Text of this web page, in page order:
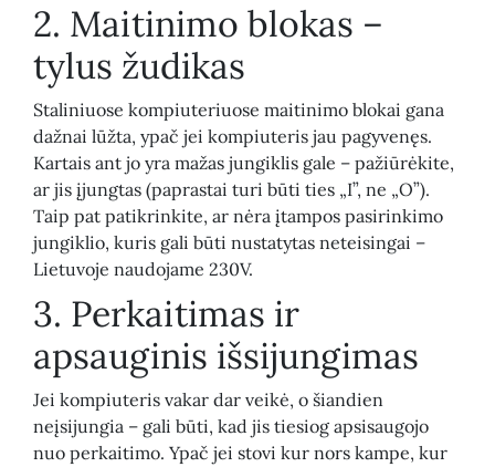
2. Maitinimo blokas –
tylus žudikas
Staliniuose kompiuteriuose maitinimo blokai gana
dažnai lūžta, ypač jei kompiuteris jau pagyvenęs.
Kartais ant jo yra mažas jungiklis gale – pažiūrėkite,
ar jis įjungtas (paprastai turi būti ties „I”, ne „O”).
Taip pat patikrinkite, ar nėra įtampos pasirinkimo
jungiklio, kuris gali būti nustatytas neteisingai –
Lietuvoje naudojame 230V.
3. Perkaitimas ir
apsauginis išsijungimas
Jei kompiuteris vakar dar veikė, o šiandien
neįsijungia – gali būti, kad jis tiesiog apsisaugojo
nuo perkaitimo. Ypač jei stovi kur nors kampe, kur